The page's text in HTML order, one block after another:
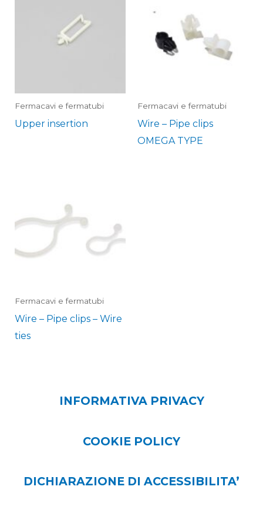
Fermacavi e fermatubi
Upper insertion
Fermacavi e fermatubi
Wire – Pipe clips
OMEGA TYPE
Fermacavi e fermatubi
Wire – Pipe clips – Wire
ties
INFORMATIVA PRIVACY
COOKIE POLICY
DICHIARAZIONE DI ACCESSIBILITA’